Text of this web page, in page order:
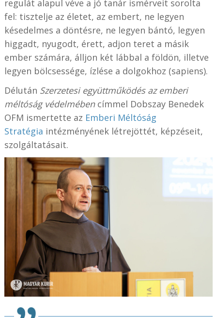
regulát alapul véve a jó tanár ismérveit sorolta
fel: tisztelje az életet, az embert, ne legyen
késedelmes a döntésre, ne legyen bántó, legyen
higgadt, nyugodt, érett, adjon teret a másik
ember számára, álljon két lábbal a földön, illetve
legyen bölcsessége, ízlése a dolgokhoz (sapiens).
Délután Szerzetesi együttműködés az emberi
méltóság védelmébencímmel Dobszay Benedek
OFM ismertette az Emberi Méltóság
Stratégia intézményének létrejöttét, képzéseit,
szolgáltatásait.